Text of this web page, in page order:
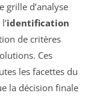
grille d’analyse
identification
de critères
Ces
les facettes du
la décision finale